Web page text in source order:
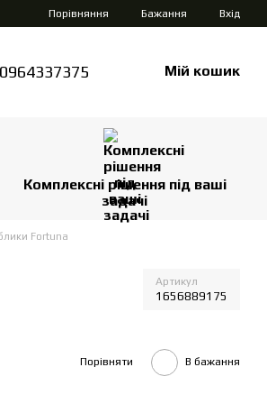
Порівняння Бажання Вхід
Мій кошик
Комплексні рішення під ваші
задачі
Fortuna
Артикул
1656889175
Порівняти В бажання